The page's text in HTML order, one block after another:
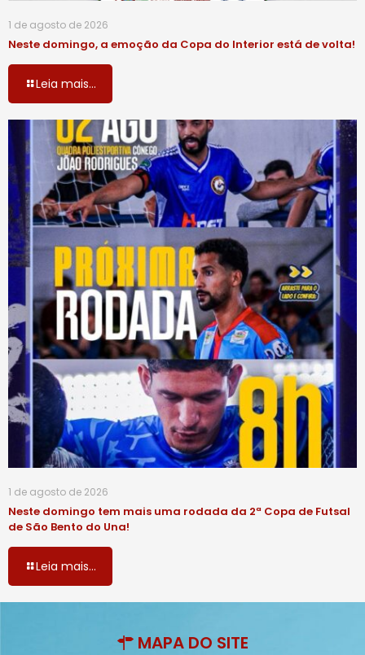
1 de agosto de 2026
Neste domingo, a emoção da Copa do Interior está de volta!
Leia mais...
1 de agosto de 2026
Neste domingo tem mais uma rodada da 2ª Copa de Futsal
de São Bento do Una!
Leia mais...
MAPA DO SITE